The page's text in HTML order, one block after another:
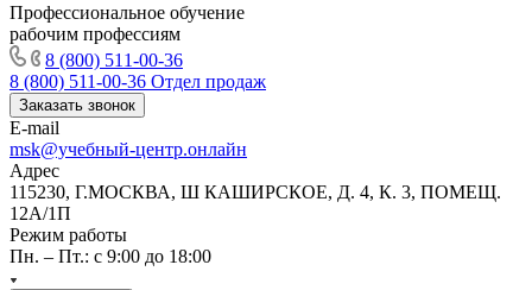
Профессиональное обучение
рабочим профессиям
8 (800) 511-00-36
8 (800) 511-00-36 Отдел продаж
Заказать звонок
E-mail
msk@учебный-центр.онлайн
Адрес
115230, Г.МОСКВА, Ш КАШИРСКОЕ, Д. 4, К. 3, ПОМЕЩ.
12А/1П
Режим работы
Пн. – Пт.: с 9:00 до 18:00